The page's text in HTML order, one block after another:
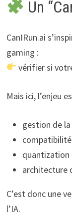
Un
CanIRun.ai
gaming :
vérifier si
Mais ici, l’enjeu
gestion de la
compatibilité
quantization
architecture
C’est donc une
l’IA.